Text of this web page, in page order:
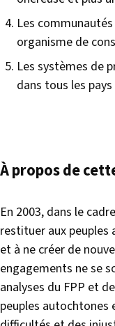
Les
organisme de
Les systèmes de
dans tous les
À propos de
En 2003, dans le
restituer aux
et à ne créer de
engagements ne se
analyses du FPP et
peuples autochtones